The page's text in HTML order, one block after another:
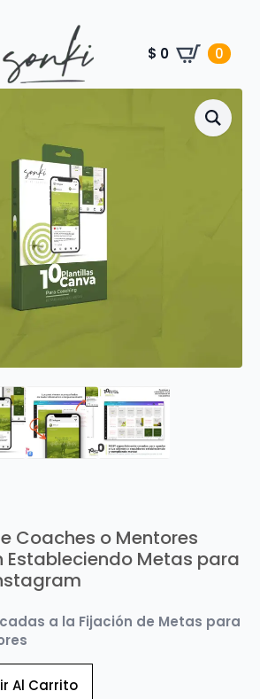
$ 0 0
Coaches o Mentores
Estableciendo Metas para
a la Fijación de Metas para
Al Carrito